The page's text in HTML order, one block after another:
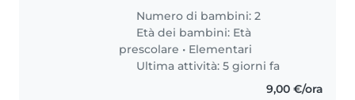
un supermercato per circa 4
giorni a setitmana per un totale
di 25/30 ore settimanali. Non
avendo..
Numero di bambini: 2
Età dei bambini: Età
prescolare • Elementari
Ultima attività: 5 giorni fa
9,00 €/ora